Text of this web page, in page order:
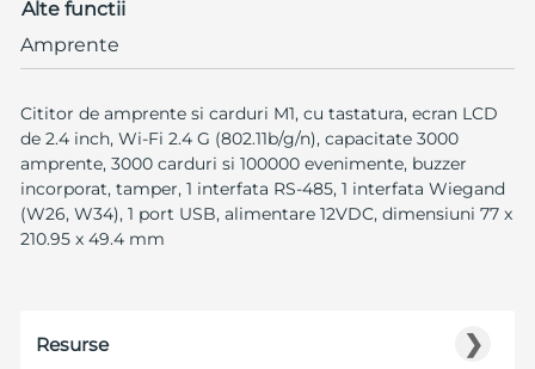
Alte functii
Amprente
Cititor de amprente si carduri M1, cu tastatura, ecran LCD
de 2.4 inch, Wi-Fi 2.4 G (802.11b/g/n), capacitate 3000
amprente, 3000 carduri si 100000 evenimente, buzzer
incorporat, tamper, 1 interfata RS-485, 1 interfata Wiegand
(W26, W34), 1 port USB, alimentare 12VDC, dimensiuni 77 x
210.95 x 49.4 mm
❯
Resurse